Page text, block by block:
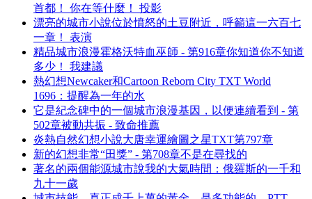
首都！ 你在等什麼！ 投影
漂亮的城市小說位於憤怒的土豆附近，呼籲這一六百七
一章！ 表演
精品城市浪漫霍格沃特血巫師 - 第916章你知道你不知道
多少！ 我建議
熱幻想Newcaker和Cartoon Reborn City TXT World
1696：提醒為一年的水
它是紀念碑中的一個城市浪漫基因，以便連續看到 - 第
502章被動共振 - 致命推薦
炎熱自然幻想小說大唐幸運繪圖之星TXT第797章
新的幻想非常“田獎” - 第708章不是在尋找的
著名的兩個能源城市說我的大氣時間：俄羅斯的一千和
九十一歲